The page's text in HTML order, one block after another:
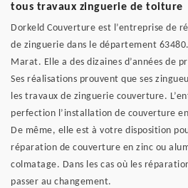
tous travaux zinguerie de toiture
Dorkeld Couverture est l’entreprise de
de zinguerie dans le département
Marat. Elle a des dizaines d’années de
Ses réalisations prouvent que ses
les travaux de zinguerie couverture.
perfection l’installation de couverture
De même, elle est à votre disposition
réparation de couverture en zinc ou
colmatage. Dans les cas où les
passer au changement.